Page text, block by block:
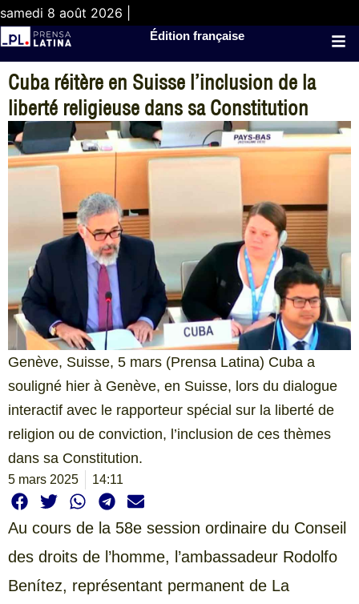
samedi 8 août 2026 |
Édition française
Cuba réitère en Suisse l’inclusion de la
liberté religieuse dans sa Constitution
Genève, Suisse, 5 mars (Prensa Latina) Cuba a
souligné hier à Genève, en Suisse, lors du dialogue
interactif avec le rapporteur spécial sur la liberté de
religion ou de conviction, l’inclusion de ces thèmes
dans sa Constitution.
5 mars 2025 14:11
Au cours de la 58e session ordinaire du Conseil
des droits de l’homme, l’ambassadeur Rodolfo
Benítez, représentant permanent de La